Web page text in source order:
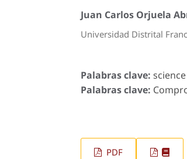
Juan Carlos Orjuela
Universidad Distrital
Palabras clave:
Palabras clave:
PDF